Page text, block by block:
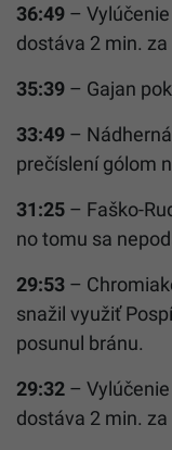
36:49 –
dostáva 2 min.
35:39 – Gajan
33:49 –
prečíslení gólom
31:25 – Faško-
no tomu sa
29:53 –
snažil využiť
posunul bránu.
29:32 –
dostáva 2 min.